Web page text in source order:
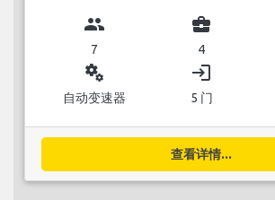
group
7
business_center
4
miscellaneous_services
自动变速器
login
5 门
查看详情...